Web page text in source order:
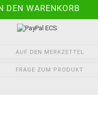
AUF DEN MERKZETTEL
FRAGE ZUM PRODUKT